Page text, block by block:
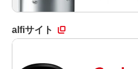
alfiサイト